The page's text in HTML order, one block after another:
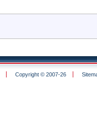
Copyright © 2007-26